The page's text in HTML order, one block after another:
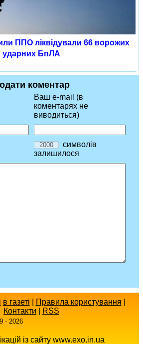
ППО ліквідували 66 ворожих
ударних БпЛА
коментар
Ваш e-mail (в
коментарях не
виводиться)
символів
залишилося
в газеті Правила користування
Контакти
RSS
- 2026
із сайту www.exo.in.ua